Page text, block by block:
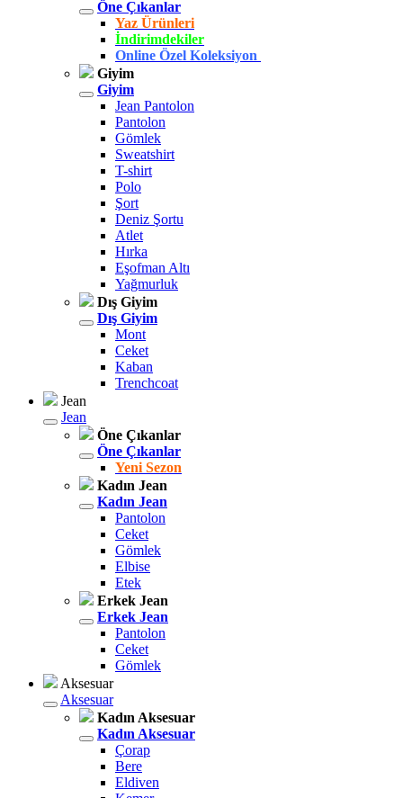
Öne Çıkanlar
Yaz Ürünleri
İndirimdekiler
Online Özel Koleksiyon
Giyim
Giyim
Jean Pantolon
Pantolon
Gömlek
Sweatshirt
T-shirt
Polo
Şort
Deniz Şortu
Atlet
Hırka
Eşofman Altı
Yağmurluk
Dış Giyim
Dış Giyim
Mont
Ceket
Kaban
Trenchcoat
Jean
Jean
Öne Çıkanlar
Öne Çıkanlar
Yeni Sezon
Kadın Jean
Kadın Jean
Pantolon
Ceket
Gömlek
Elbise
Etek
Erkek Jean
Erkek Jean
Pantolon
Ceket
Gömlek
Aksesuar
Aksesuar
Kadın Aksesuar
Kadın Aksesuar
Çorap
Bere
Eldiven